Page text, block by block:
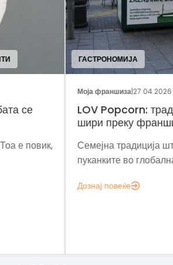
традиција што се
франшиза
што ги претвора
глобална деловна можност.